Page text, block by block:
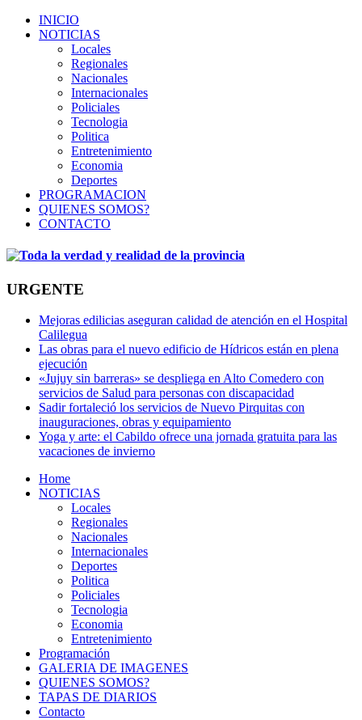
INICIO
NOTICIAS
Locales
Regionales
Nacionales
Internacionales
Policiales
Tecnologia
Politica
Entretenimiento
Economia
Deportes
PROGRAMACION
QUIENES SOMOS?
CONTACTO
URGENTE
Mejoras edilicias aseguran calidad de atención en el Hospital
Calilegua
Las obras para el nuevo edificio de Hídricos están en plena
ejecución
«Jujuy sin barreras» se despliega en Alto Comedero con
servicios de Salud para personas con discapacidad
Sadir fortaleció los servicios de Nuevo Pirquitas con
inauguraciones, obras y equipamiento
Yoga y arte: el Cabildo ofrece una jornada gratuita para las
vacaciones de invierno
Home
NOTICIAS
Locales
Regionales
Nacionales
Internacionales
Deportes
Politica
Policiales
Tecnologia
Economia
Entretenimiento
Programación
GALERIA DE IMAGENES
QUIENES SOMOS?
TAPAS DE DIARIOS
Contacto